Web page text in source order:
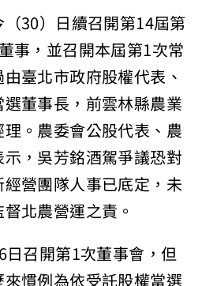
30）日續召開第14屆第
事，並召開本屆第1次常
臺北市政府股權代表、
董事長，前雲林縣農業
。農委會公股代表、農
，吳芳銘酒駕爭議恐對
營團隊人事已底定，未
北農營運之責。
召開第1次董事會，但